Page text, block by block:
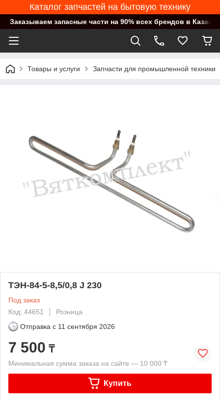
Каталог запчастей на бытовую технику
Заказываем запасные части на 90% всех брендов в
Товары и услуги Запчасти для промышленной техники
ТЭН-84-5-8,5/0,8 J 230
Под заказ
Код: 44651
Розница
Отправка с 11 сентября 2026
7 500 ₸
Минимальная сумма заказа на сайте — 10 000 ₸
Купить